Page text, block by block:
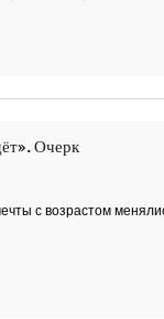
Очерк
с возрастом